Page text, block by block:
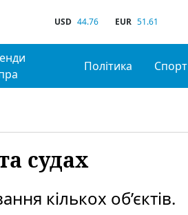
USD 44.76 EUR 51.61
Політика Спорт
судах
кількох об’єктів.